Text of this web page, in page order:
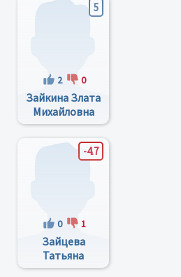
5
2 0
Зайкина Злата
Михайловна
-4.7
0 1
Зайцева
Татьяна
Ивановна